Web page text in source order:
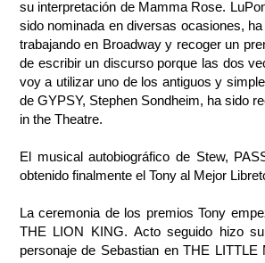
su interpretación de Mamma Rose.
sido nominada en diversas ocasiones,
trabajando en Broadway y recoger un
de escribir un discurso porque las dos
voy a utilizar uno de los antiguos y
de GYPSY, Stephen Sondheim, ha sido
in the Theatre.
El musical autobiográfico de Stew,
obtenido finalmente el Tony al Mejor
La ceremonia de los premios Tony
THE LION KING. Acto seguido hizo
personaje de Sebastian en THE